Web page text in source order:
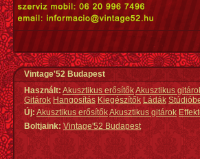
Vintage'52 Budapest
Használt: Akusztikus erősítőkAkusztikus
Gitárok Hangosítás Kiegészítők Ládák
Új:Akusztikus erősítőkAkusztikus gitárok
Boltjaink: Vintage'52 Budapest